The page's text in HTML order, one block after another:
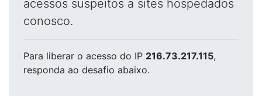
acessos suspeitos a sites hospedados
conosco.
Para liberar o acesso do IP 216.73.217.115,
responda ao desafio abaixo.